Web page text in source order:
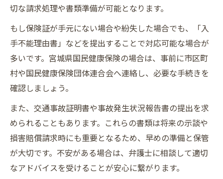
切な請求処理や書類準備が可能となります。
もし保険証が手元にない場合や紛失した場合でも、「入
手不能理由書」などを提出することで対応可能な場合が
多いです。宮城県国民健康保険の場合は、事前に市区町
村や国民健康保険団体連合会へ連絡し、必要な手続きを
確認しましょう。
また、交通事故証明書や事故発生状況報告書の提出を求
められることもあります。これらの書類は将来の示談や
損害賠償請求時にも重要となるため、早めの準備と保管
が大切です。不安がある場合は、弁護士に相談して適切
なアドバイスを受けることが安心に繋がります。